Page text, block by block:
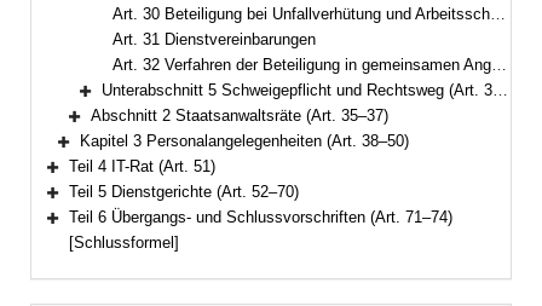
Art. 30 Beteiligung bei Unfallverhütung und Arbeitsschutz
Art. 31 Dienstvereinbarungen
Art. 32 Verfahren der Beteiligung in gemeinsamen Angelegenheiten
Bereich erweitern
Unterabschnitt 5 Schweigepflicht und Rechtsweg (Art. 33–34)
Bereich erweitern
Abschnitt 2 Staatsanwaltsräte (Art. 35–37)
Bereich erweitern
Kapitel 3 Personalangelegenheiten (Art. 38–50)
Bereich erweitern
Teil 4 IT-Rat (Art. 51)
Bereich erweitern
Teil 5 Dienstgerichte (Art. 52–70)
Bereich erweitern
Teil 6 Übergangs- und Schlussvorschriften (Art. 71–74)
[Schlussformel]